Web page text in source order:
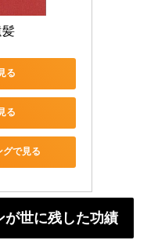
髪
る
る
グで見る
世に残した功績